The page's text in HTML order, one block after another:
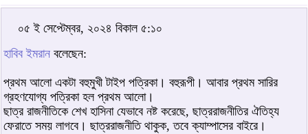
০৫ ই সেপ্টেম্বর, ২০২৪ বিকাল ৫:১০
হাবিব ইমরান বলেছেন:
প্রথম আলো একটা বহুমুখী টাইপ পত্রিকা। বহুরূপী। আবার প্রথম সারির
গ্রহণযোগ্য পত্রিকা হল প্রথম আলো।
ছাত্র রাজনীতিকে শেখ হাসিনা যেভাবে নষ্ট করেছে, ছাত্ররাজনীতির ঐতিহ্য
ফেরাতে সময় লাগবে। ছাত্ররাজনীতি থাকুক, তবে ক্যাম্পাসের বাইরে।